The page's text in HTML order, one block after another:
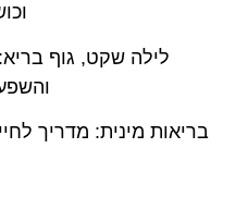
לילה שקט, גוף
בריאות מינית: מדריך